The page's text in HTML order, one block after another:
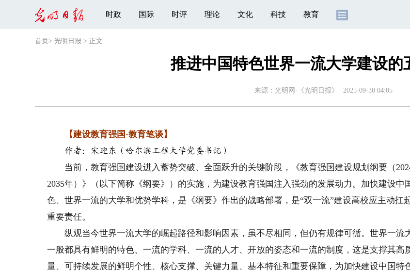
时政 国际 时评 理论 文化 科技 教育
首页 > 光明日报 > 正文
推进中国特色世界一流大学建设的
来源： 光明网-《光明日报》 2025-09-30 04:05
【建设教育强国·教育笔谈】
作者：宋迎东（哈尔滨工程大学党委书记）
当前，教育强国建设进入蓄势突破、全面跃升的关键阶段，《教育强国建设规划纲要（
2035年）》（以下简称《纲要》）的实施，为建设教育强国注入强劲的发展动力。加快建设中
色、世界一流的大学和优势学科，是《纲要》作出的战略部署，是“双一流”建设高校应主动扛
重要责任。
纵观当今世界一流大学的崛起路径和影响因素，虽不尽相同，但仍有规律可循。世界一流
一般都具有鲜明的特色、一流的学科、一流的人才、开放的姿态和一流的制度，这是支撑其高
量、可持续发展的鲜明个性、核心支撑、关键力量、基本特征和重要保障，为加快建设中国特